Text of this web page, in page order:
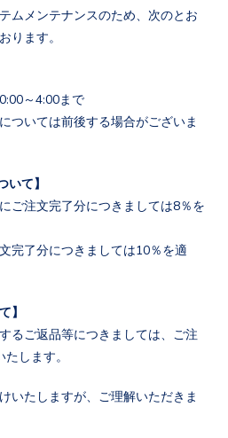
ムメンテナンスのため、次のとお
ります。
～4:00まで
ついては前後する場合がございま
いて】
ご注文完了分につきましては8％を
完了分につきましては10％を適
】
るご返品等につきましては、ご注
します。
いたしますが、ご理解いただきま